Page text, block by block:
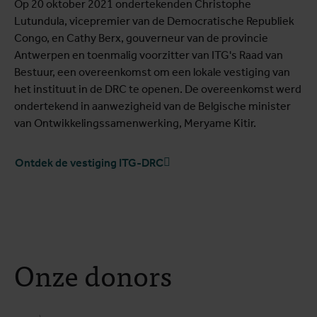
Op 20 oktober 2021 ondertekenden Christophe
Lutundula, vicepremier van de Democratische Republiek
Congo, en Cathy Berx, gouverneur van de provincie
Antwerpen en toenmalig voorzitter van ITG's Raad van
Bestuur, een overeenkomst om een lokale vestiging van
het instituut in de DRC te openen. De overeenkomst werd
ondertekend in aanwezigheid van de Belgische minister
van Ontwikkelingssamenwerking, Meryame Kitir.
Ontdek de vestiging ITG-DRC
Onze donors